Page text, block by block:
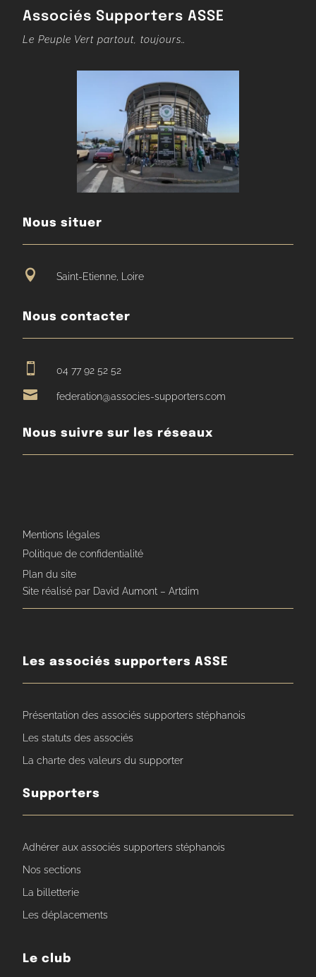
Associés Supporters ASSE
Le Peuple Vert partout, toujours…
Nous situer
 Saint-Etienne, Loire
Nous contacter
 04 77 92 52 52
 federation@associes-supporters.com
Nous suivre sur les réseaux
Mentions légales
Politique de confidentialité
Plan du site
Site réalisé par David Aumont – Artdim
Les associés supporters ASSE
Présentation des associés supporters stéphanois
Les statuts des associés
La charte des valeurs du supporter
Supporters
Adhérer aux associés supporters stéphanois
Nos sections
La billetterie
Les déplacements
Le club